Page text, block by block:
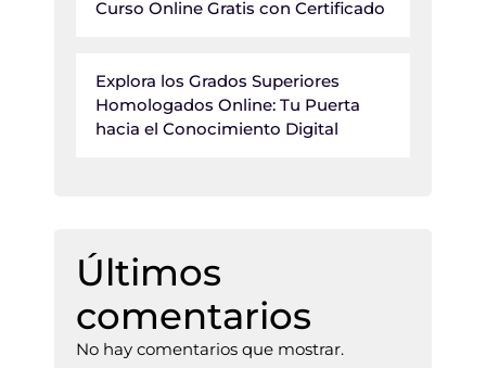
Curso Online Gratis con Certificado
Explora los Grados Superiores
Homologados Online: Tu Puerta
hacia el Conocimiento Digital
Últimos
comentarios
No hay comentarios que mostrar.